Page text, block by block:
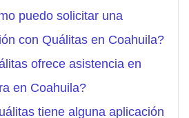
puedo solicitar una
con Quálitas en Coahuila?
ofrece asistencia en
en Coahuila?
tiene alguna aplicación